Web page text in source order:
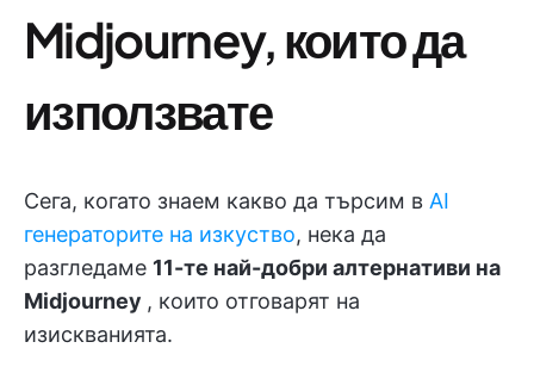
Midjourney, които да
използвате
Сега, когато знаем какво да търсим в AI
генераторите на изкуство, нека да
разгледаме 11-те най-добри алтернативи на
Midjourney , които отговарят на
изискванията.